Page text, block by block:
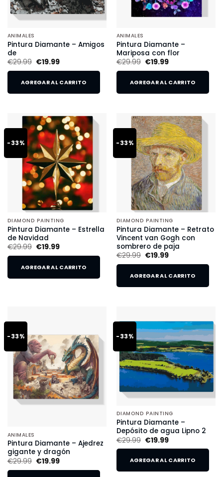
ANIMALES
Pintura Diamante – Amigos
de
€29.99 €19.99
AGREGAR AL CARRITO
ANIMALES
Pintura Diamante –
Mariposa con flor
€29.99 €19.99
AGREGAR AL CARRITO
-33%
DIAMOND PAINTING
Pintura Diamante – Estrella
de Navidad
€29.99 €19.99
AGREGAR AL CARRITO
-33%
DIAMOND PAINTING
Pintura Diamante – Retrato
Vincent van Gogh con
sombrero de paja
€29.99 €19.99
AGREGAR AL CARRITO
-33%
ANIMALES
Pintura Diamante – Ajedrez
gigante y dragón
€29.99 €19.99
-33%
DIAMOND PAINTING
Pintura Diamante –
Depósito de agua Lipno 2
€29.99 €19.99
AGREGAR AL CARRITO